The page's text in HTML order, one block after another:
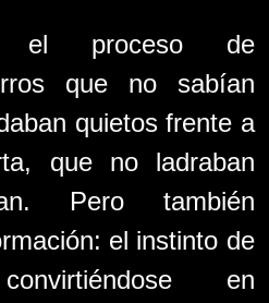
el proceso de
que no sabían
quietos frente a
que no ladraban
Pero también
el instinto de
en